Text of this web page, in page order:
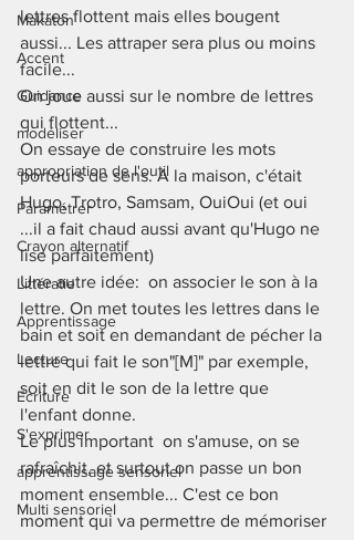
Makaton
Accent
Guidance
modéliser
appropriation de l'outil
Paramétrer
Crayon alternatif
Littératie
Apprentissage
Lecture
Ecriture
S'exprimer
apprentissage sensoriel
Multi sensoriel
lettres flottent mais elles bougent
aussi... Les attraper sera plus ou moins
facile...
On joue aussi sur le nombre de lettres
qui flottent...
On essaye de construire les mots
porteurs de sens. A la maison, c'était
Hugo, Trotro, Samsam, OuiOui (et oui
...il a fait chaud aussi avant qu'Hugo ne
lise parfaitement)
Une autre idée:  on associer le son à la
lettre. On met toutes les lettres dans le
bain et soit en demandant de pécher la
lettre qui fait le son"[M]" par exemple,
soit en dit le son de la lettre que
l'enfant donne.
Le plus important  on s'amuse, on se
rafraîchit, et surtout on passe un bon
moment ensemble... C'est ce bon
moment qui va permettre de mémoriser